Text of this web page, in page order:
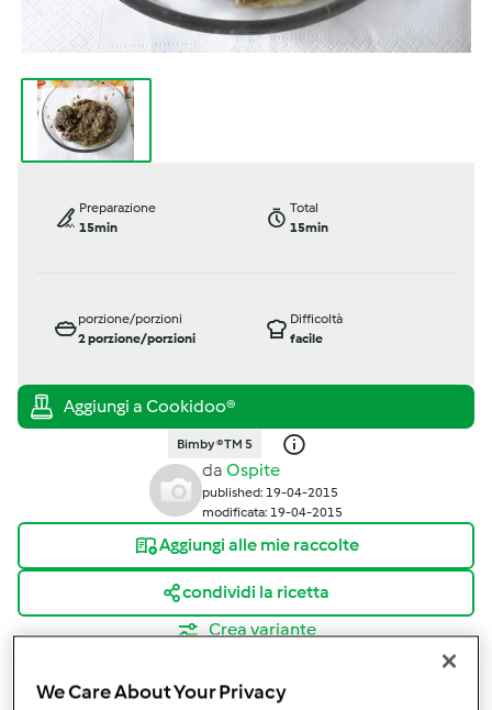
Preparazione
15min
Total
15min
porzione/porzioni
2porzione/porzioni
Difficoltà
facile
Bimby ® TM 5
da Ospite
published: 19-04-2015
modificata: 19-04-2015
Aggiungi alle mie raccolte
condividi la ricetta
Crea variante
We Care About Your Privacy